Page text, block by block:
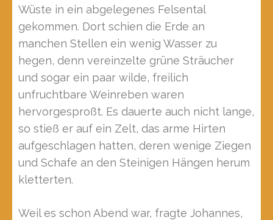
Wüste in ein abgelegenes Felsental
gekommen. Dort schien die Erde an
manchen Stellen ein wenig Wasser zu
hegen, denn vereinzelte grüne Sträucher
und sogar ein paar wilde, freilich
unfruchtbare Weinreben waren
hervorgesproßt. Es dauerte auch nicht lange,
so stieß er auf ein Zelt, das arme Hirten
aufgeschlagen hatten, deren wenige Ziegen
und Schafe an den Steinigen Hängen herum
kletterten.
Weil es schon Abend war, fragte Johannes,